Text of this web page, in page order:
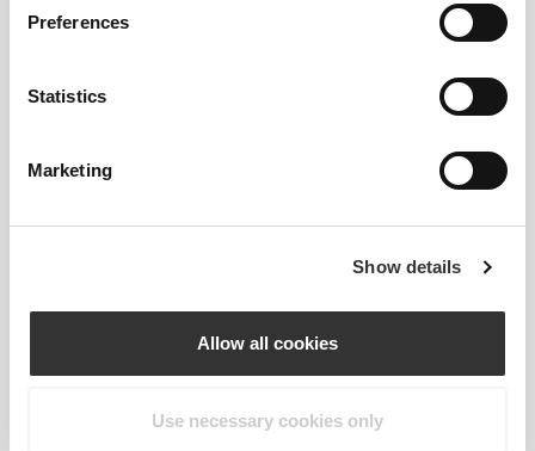
Preferences
Statistics
Marketing
Show details
Allow all cookies
Use necessary cookies only